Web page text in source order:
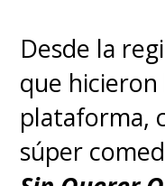
Desde la
que
plataforma,
súper